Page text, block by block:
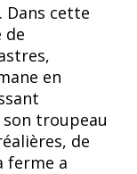
Dans cette
de
en
son troupeau
de
ferme a